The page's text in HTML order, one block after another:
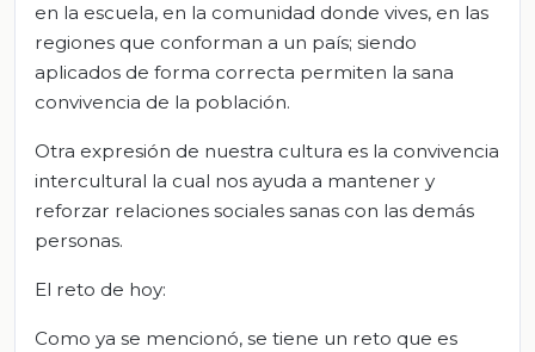
en la escuela, en la comunidad donde vives, en las
regiones que conforman a un país; siendo
aplicados de forma correcta permiten la sana
convivencia de la población.
Otra expresión de nuestra cultura es la convivencia
intercultural la cual nos ayuda a mantener y
reforzar relaciones sociales sanas con las demás
personas.
El reto de hoy:
Como ya se mencionó, se tiene un reto que es